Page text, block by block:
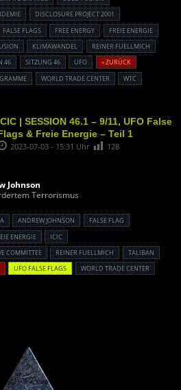
DISCLOSURE PROJECT 2001
FALSE FLAGS FREE ENERGY
FREIE ENERGIE
KLIMAWANDEL
REINER FUELLMICH
46 SITZUNG 46 UFO
« ZURÜCK
WORLD TRADE CENTER WTC
| SESSION 46.1 – 9/11, UFO False
& Freie Energie – Teil 1
2023-07-03 - 15:31 Uhr 128
Johnson
Terrorismus
ANDREW JOHNSON
FALSE FLAG
ENERGIE
ICIC
COMMITTEE
REINER FUELLMICH
TALIBAN
UFO FALSE FLAGS
WORLD TRADE CENTER